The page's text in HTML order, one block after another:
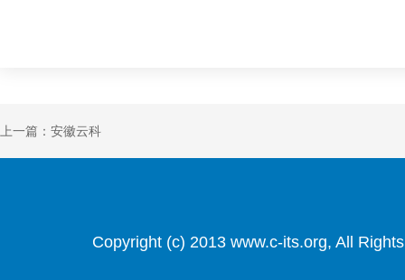
上一篇：安徽云科
Copyright (c) 2013 www.c-its.org, All